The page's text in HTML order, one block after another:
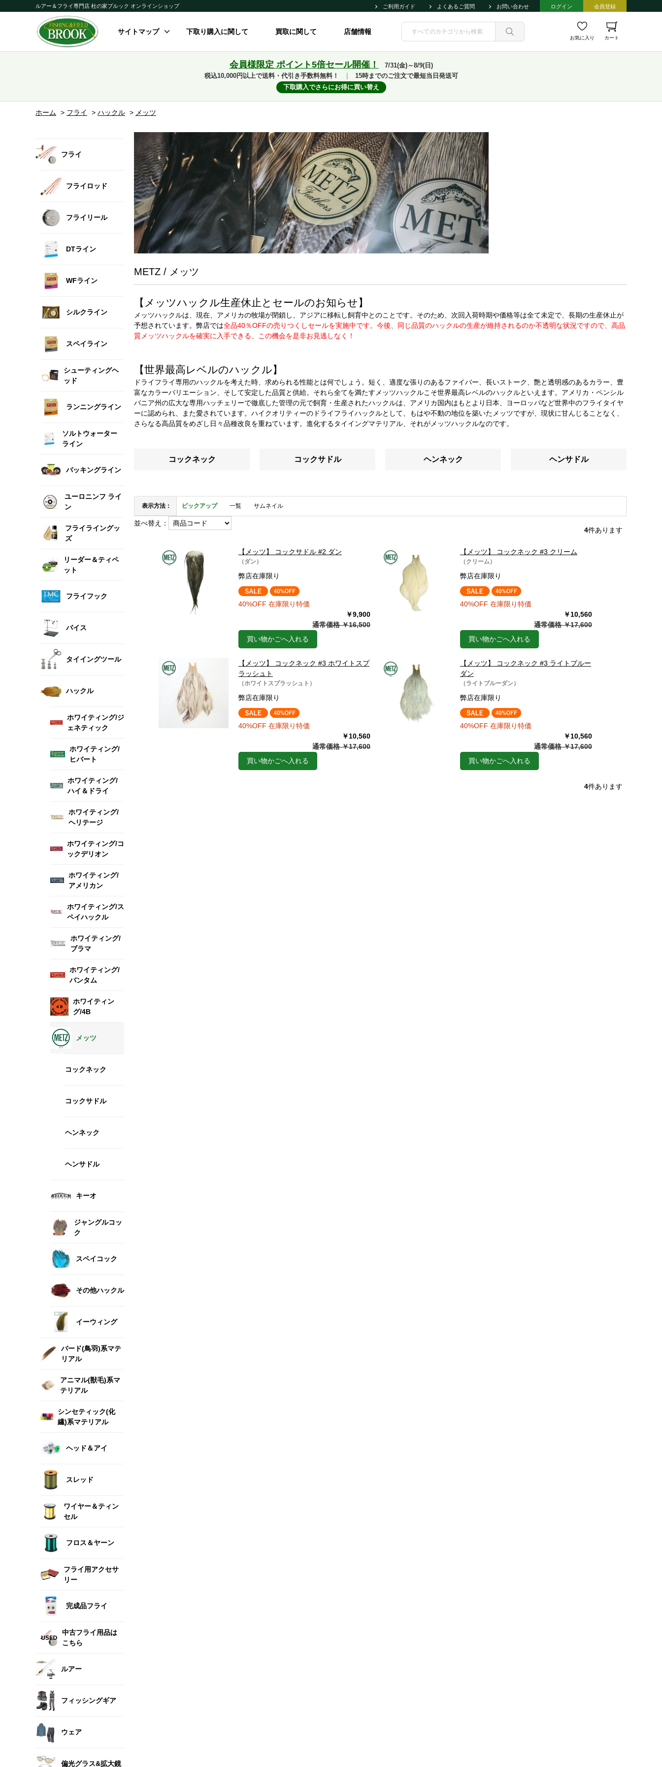
ルアー＆フライ専門店 杜の家ブルック オンラインショップ ご利用ガイド よくあるご質問 お問い合わせ ログイン 会員登録
サイトマップ 下取り購入に関して 買取に関して 店舗情報
お気に入り カート
会員様限定 ポイント5倍セール開催！
7/31(金)～8/9(日)
税込10,000円以上で送料・代引き手数料無料！
15時までのご注文で最短当日発送可
下取購入でさらにお得に買い替え
ホーム > フライ > ハックル > メッツ
フライ
フライロッド
フライリール
DTライン
WFライン
シルクライン
スペイライン
シューティングヘ
ッド
ランニングライン
ソルトウォーター
ライン
バッキングライン
ユーロニンフ ライ
ン
フライライングッ
ズ
リーダー＆ティペ
ット
フライフック
バイス
タイイングツール
ハックル
ホワイティング/ジ
ェネティック
ホワイティング/
ヒバート
ホワイティング/
ハイ＆ドライ
ホワイティング/
ヘリテージ
ホワイティング/コ
ックデリオン
ホワイティング/
アメリカン
ホワイティング/ス
ペイハックル
ホワイティング/
ブラマ
ホワイティング/
バンタム
ホワイティン
グ/4B
メッツ
コックネック
コックサドル
ヘンネック
ヘンサドル
キーオ
ジャングルコッ
ク
スペイコック
その他ハックル
イーウィング
バード(鳥羽)系マテ
リアル
アニマル(獣毛)系マ
テリアル
シンセティック(化
繊)系マテリアル
ヘッド＆アイ
スレッド
ワイヤー＆ティン
セル
フロス＆ヤーン
フライ用アクセサ
リー
完成品フライ
中古フライ用品は
こちら
ルアー
フィッシングギア
ウェア
偏光グラス&拡大鏡
METZ / メッツ
【メッツハックル生産休止とセールのお知らせ】
メッツハックルは、現在、アメリカの牧場が閉鎖し、アジアに移転し飼育中とのことです。そのため、次回入荷時期や価格等は全て未定で、長期の生産休止が
予想されています。弊店では全品40％OFFの売りつくしセールを実施中です。今後、同じ品質のハックルの生産が維持されるのか不透明な状況ですので、高品
質メッツハックルを確実に入手できる、この機会を是非お見逃しなく！
【世界最高レベルのハックル】
ドライフライ専用のハックルを考えた時、求められる性能とは何でしょう。短く、適度な張りのあるファイバー、長いストーク、艶と透明感のあるカラー、豊
富なカラーバリエーション、そして安定した品質と供給。それら全てを満たすメッツハックルこそ世界最高レベルのハックルといえます。アメリカ・ペンシル
バニア州の広大な専用ハッチェリーで徹底した管理の元で飼育・生産されたハックルは、アメリカ国内はもとより日本、ヨーロッパなど世界中のフライタイヤ
ーに認められ、また愛されています。ハイクオリティーのドライフライハックルとして、もはや不動の地位を築いたメッツですが、現状に甘んじることなく、
さらなる高品質をめざし日々品種改良を重ねています。進化するタイイングマテリアル、それがメッツハックルなのです。
コックネック コックサドル ヘンネック ヘンサドル
表示方法： ピックアップ 一覧 サムネイル
並べ替え：
4件あります
【メッツ】 コックサドル #2 ダン
（ダン）
弊店在庫限り
40%OFF 在庫限り特価
￥9,900
通常価格 ￥16,500
買い物かごへ入れる
【メッツ】 コックネック #3 クリーム
（クリーム）
弊店在庫限り
40%OFF 在庫限り特価
￥10,560
通常価格 ￥17,600
買い物かごへ入れる
【メッツ】 コックネック #3 ホワイトスプ
ラッシュト
（ホワイトスプラッシュト）
弊店在庫限り
40%OFF 在庫限り特価
￥10,560
通常価格 ￥17,600
買い物かごへ入れる
【メッツ】 コックネック #3 ライトブルー
ダン
（ライトブルーダン）
弊店在庫限り
40%OFF 在庫限り特価
￥10,560
通常価格 ￥17,600
買い物かごへ入れる
4件あります